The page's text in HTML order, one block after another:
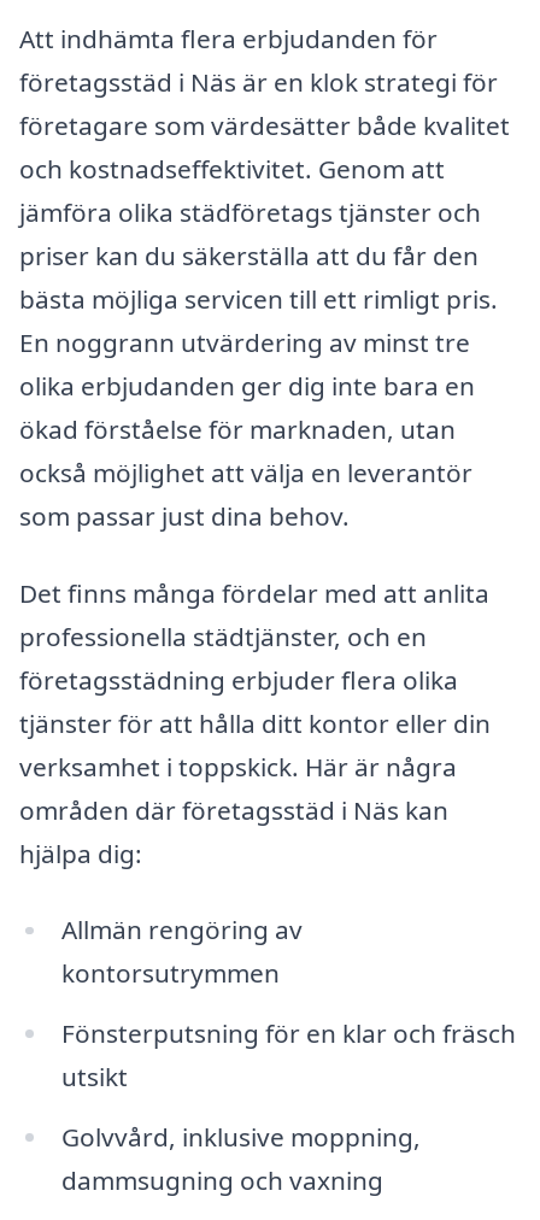
Att indhämta flera erbjudanden för
företagsstäd i Näs är en klok strategi för
företagare som värdesätter både kvalitet
och kostnadseffektivitet. Genom att
jämföra olika städföretags tjänster och
priser kan du säkerställa att du får den
bästa möjliga servicen till ett rimligt pris.
En noggrann utvärdering av minst tre
olika erbjudanden ger dig inte bara en
ökad förståelse för marknaden, utan
också möjlighet att välja en leverantör
som passar just dina behov.
Det finns många fördelar med att anlita
professionella städtjänster, och en
företagsstädning erbjuder flera olika
tjänster för att hålla ditt kontor eller din
verksamhet i toppskick. Här är några
områden där företagsstäd i Näs kan
hjälpa dig:
Allmän rengöring av
kontorsutrymmen
Fönsterputsning för en klar och fräsch
utsikt
Golvvård, inklusive moppning,
dammsugning och vaxning